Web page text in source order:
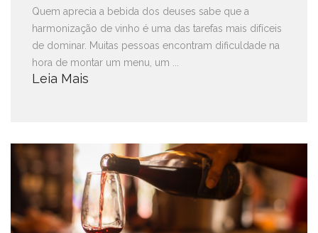
Quem aprecia a bebida dos deuses sabe que a
harmonização de vinho é uma das tarefas mais difíceis
de dominar. Muitas pessoas encontram dificuldade na
hora de montar um menu, um ...
Leia Mais